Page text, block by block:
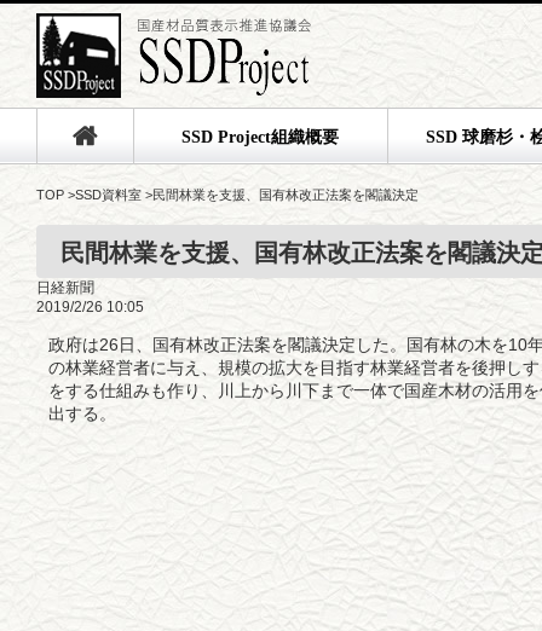
SSD Project組織概要 SSD 球磨杉・
TOP >SSD資料室 >民間林業を支援、国有林改正法案を閣議決定
民間林業を支援、国有林改正法案を閣議決
日経新聞
2019/2/26 10:05
政府は26日、国有林改正法案を閣議決定した。国有林の木を10
の林業経営者に与え、規模の拡大を目指す林業経営者を後押し
をする仕組みも作り、川上から川下まで一体で国産木材の活用
出する。